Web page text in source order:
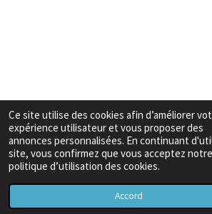
Ce site utilise des cookies afin d’améliorer
expérience utilisateur et vous proposer des
annonces personnalisées. En continuant
site, vous confirmez que vous acceptez notre
politique d’utilisation des cookies.
Accord
Téléphone